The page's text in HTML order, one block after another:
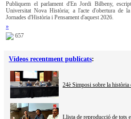
Publiquem el parlament d'En Jordi Bilbeny,
Universitat Nova Història; a l'acte d'obertura de
Jornades d'Història i Pensament d'aquest 2026.
»
657
Vídeos recentment publicats:
24è Simposi sobre la història
Llista de reproducció de tots